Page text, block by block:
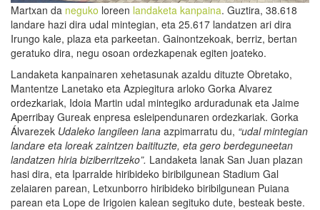
Martxan da neguko loreen landaketa kanpaina. Guztira, 38.618
landare hazi dira udal mintegian, eta 25.617 landatzen ari dira
Irungo kale, plaza eta parkeetan. Gainontzekoak, berriz, bertan
geratuko dira, negu osoan ordezkapenak egiten joateko.
Landaketa kanpainaren xehetasunak azaldu dituzte Obretako,
Mantentze Lanetako eta Azpiegitura arloko Gorka Alvarez
ordezkariak, Idoia Martin udal mintegiko arduradunak eta Jaime
Aperribay Gureak enpresa esleipendunaren ordezkariak. Gorka
Álvarezek Udaleko langileen lana azpimarratu du, “udal mintegian
landare eta loreak zaintzen baitituzte, eta gero berdeguneetan
landatzen hiria biziberritzeko”. Landaketa lanak San Juan plazan
hasi dira, eta Iparralde hiribideko biribilgunean Stadium Gal
zelaiaren parean, Letxunborro hiribideko biribilgunean Puiana
parean eta Lope de Irigoien kalean segituko dute, besteak beste.